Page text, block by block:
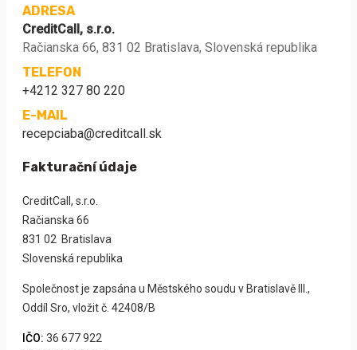
ADRESA
CreditCall, s.r.o.
Račianska 66, 831 02 Bratislava, Slovenská republika
TELEFON
+4212 327 80 220
E-MAIL
recepciaba@creditcall.sk
Fakturační údaje
CreditCall, s.r.o.
Račianska 66
831 02 Bratislava
Slovenská republika
Společnost je zapsána u Městského soudu v Bratislavě III.,
Oddíl Sro, vložit č. 42408/B
IČO: 36 677 922